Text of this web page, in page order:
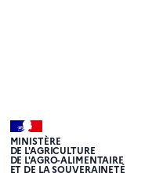
MINISTÈRE
DE L'AGRICULTURE
DE L'AGRO-ALIMENTAIRE
ET DE LA SOUVERAINETÉ